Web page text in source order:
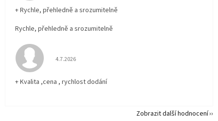
+ Rychle, přehledně a srozumitelně
Rychle, přehledně a srozumitelně
Hodnocení obchodu je 5 z 5 hvězdiček.
4.7.2026
+ Kvalita ,cena , rychlost dodání
Zobrazit další hodnocení